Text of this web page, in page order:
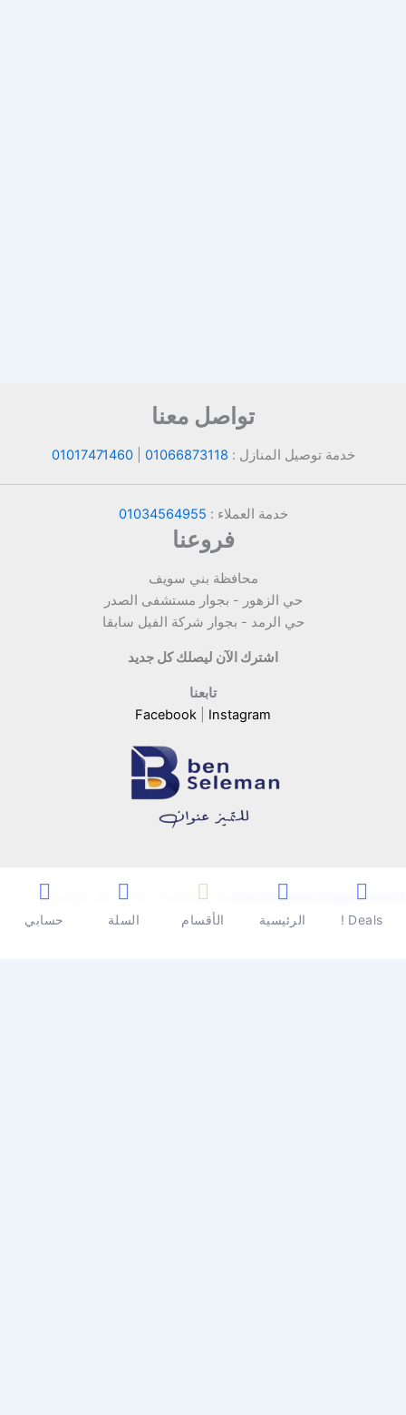
تواصل معنا
خدمة توصيل المنازل : 01066873118
|
01017471460
خدمة العملاء : 01034564955
فروعنا
محافظة بني سويف
حي الزهور - بجوار مستشفى الصدر
حي الرمد - بجوار شركة الفيل سابقا
اشترك الآن ليصلك كل جديد
تابعنا
Facebook
Instagram
Copyright © 2026 | Powered by Ben Seleman Hypermarket
Deals ! الرئيسية الأقسام السلة حسابي